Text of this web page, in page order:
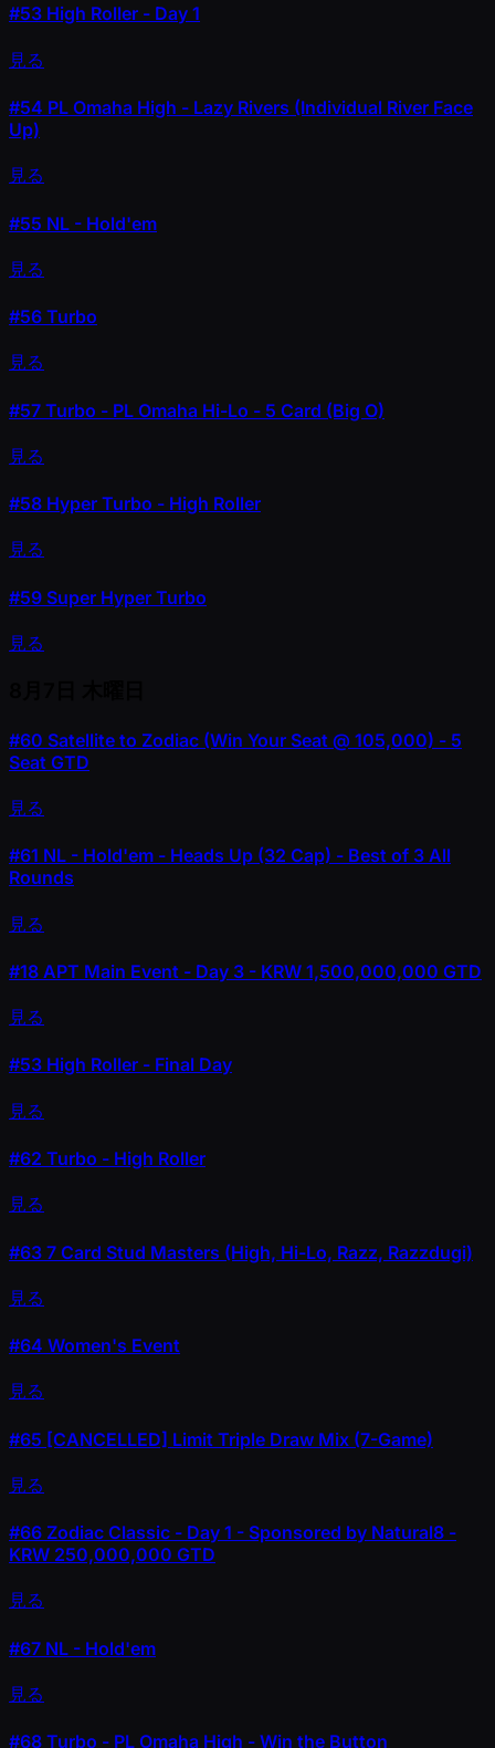
#53 High Roller - Day 1
見る
#54 PL Omaha High - Lazy Rivers (Individual River Face
Up)
見る
#55 NL - Hold'em
見る
#56 Turbo
見る
#57 Turbo - PL Omaha Hi-Lo - 5 Card (Big O)
見る
#58 Hyper Turbo - High Roller
見る
#59 Super Hyper Turbo
見る
#60 Satellite to Zodiac (Win Your Seat @ 105,000) - 5
Seat GTD
見る
#61 NL - Hold'em - Heads Up (32 Cap) - Best of 3 All
Rounds
見る
#18 APT Main Event - Day 3 - KRW 1,500,000,000 GTD
見る
#53 High Roller - Final Day
見る
#62 Turbo - High Roller
見る
#63 7 Card Stud Masters (High, Hi-Lo, Razz, Razzdugi)
見る
#64 Women's Event
見る
#65 [CANCELLED] Limit Triple Draw Mix (7-Game)
見る
#66 Zodiac Classic - Day 1 - Sponsored by Natural8 -
KRW 250,000,000 GTD
見る
#67 NL - Hold'em
見る
#68 Turbo - PL Omaha High - Win the Button